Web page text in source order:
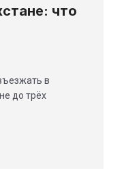
что
в
до трёх